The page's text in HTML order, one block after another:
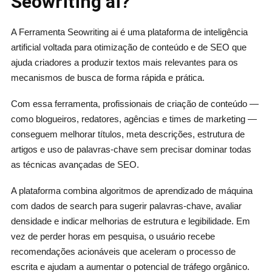
A Ferramenta Seowriting ai é uma plataforma de inteligência
artificial voltada para otimização de conteúdo e de SEO que
ajuda criadores a produzir textos mais relevantes para os
mecanismos de busca de forma rápida e prática.
Com essa ferramenta, profissionais de criação de conteúdo —
como blogueiros, redatores, agências e times de marketing —
conseguem melhorar títulos, meta descrições, estrutura de
artigos e uso de palavras-chave sem precisar dominar todas
as técnicas avançadas de SEO.
A plataforma combina algoritmos de aprendizado de máquina
com dados de search para sugerir palavras-chave, avaliar
densidade e indicar melhorias de estrutura e legibilidade. Em
vez de perder horas em pesquisa, o usuário recebe
recomendações acionáveis que aceleram o processo de
escrita e ajudam a aumentar o potencial de tráfego orgânico.